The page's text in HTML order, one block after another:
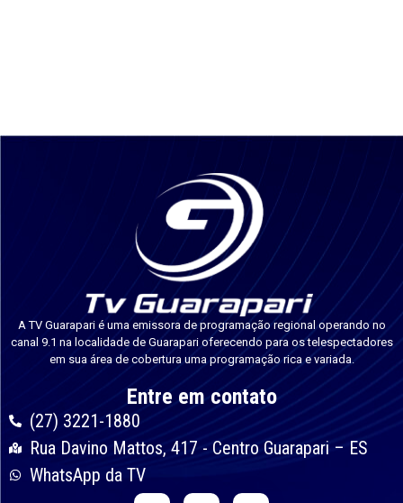
A TV Guarapari é uma emissora de programação regional operando no
canal 9.1 na localidade de Guarapari oferecendo para os telespectadores
em sua área de cobertura uma programação rica e variada.
Entre em contato
(27) 3221-1880
Rua Davino Mattos, 417 - Centro Guarapari – ES
WhatsApp da TV